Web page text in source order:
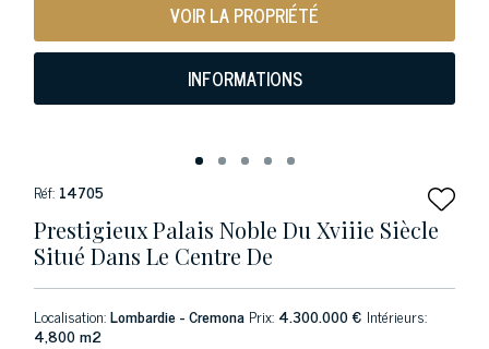
VOIR LA PROPRIÉTÉ
INFORMATIONS
Réf: 14705
Prestigieux Palais Noble Du Xviiie Siècle
Situé Dans Le Centre De
Localisation:Lombardie - Cremona Prix: 4.300.000 € Intérieurs:
4,800 m2